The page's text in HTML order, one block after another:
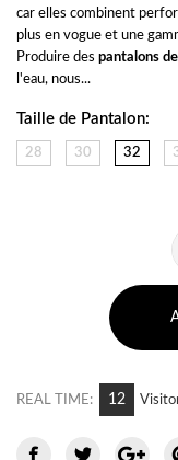
car elles combinent
plus en vogue et une
Produire des pantalons
l'eau, nous...
Taille de Pantalon:
28 30 32
REAL TIME: 5